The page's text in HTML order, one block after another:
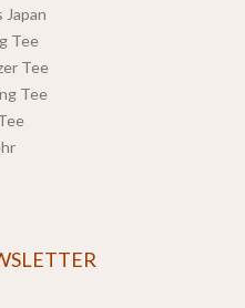
Japan
Tee
Tee
Tee